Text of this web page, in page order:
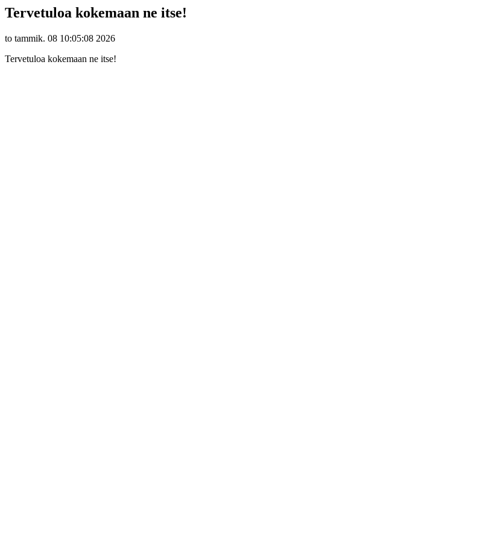
Tervetuloa kokemaan ne itse!
to tammik. 08 10:05:08 2026
Tervetuloa kokemaan ne itse!